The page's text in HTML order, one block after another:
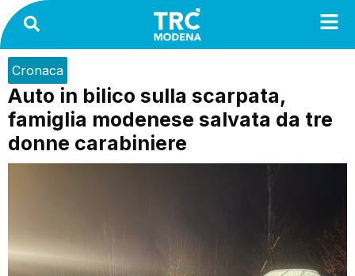
Cronaca
Auto in bilico sulla scarpata,
famiglia modenese salvata da tre
donne carabiniere